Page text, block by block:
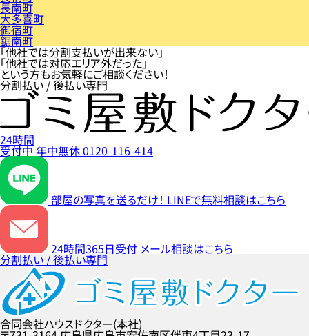
長南町
大多喜町
御宿町
鋸南町
「他社では分割支払いが出来ない」
「他社では対応エリア外だった」
という方もお気軽にご相談ください！
分割払い / 後払い専門
24時間
受付中年中無休0120-116-414
部屋の写真を送るだけ！ LINEで無料相談はこちら
24時間365日受付 メール相談はこちら
分割払い / 後払い専門
合同会社ハウスドクター(本社)